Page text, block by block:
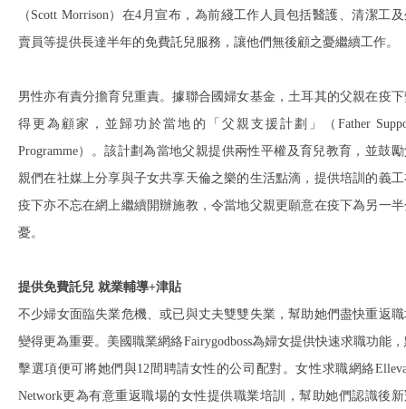
（Scott Morrison）在4月宣布，為前綫工作人員包括醫護、清潔工
賣員等提供長達半年的免費託兒服務，讓他們無後顧之憂繼續工作。
男性亦有責分擔育兒重責。據聯合國婦女基金，土耳其的父親在疫
得更為顧家，並歸功於當地的「父親支援計劃」（Father
Programme）。該計劃為當地父親提供兩性平權及育兒教育，並鼓
親們在社媒上分享與子女共享天倫之樂的生活點滴，提供培訓的義
疫下亦不忘在網上繼續開辦施教，令當地父親更願意在疫下為另一
憂。
提供免費託兒 就業輔導+津貼
不少婦女面臨失業危機、或已與丈夫雙雙失業，幫助她們盡快重返
變得更為重要。美國職業網絡Fairygodboss為婦女提供快速求職功能
擊選項便可將她們與12間聘請女性的公司配對。女性求職網絡
Network更為有意重返職場的女性提供職業培訓，幫助她們認識後